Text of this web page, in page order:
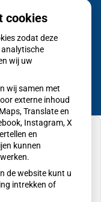
voorschrijven,
omhoog
voor
dit te zien.
cookies
zodat deze
wij uw
wij samen met
externe inhoud
Translate en
Instagram, X
en
kunnen
de website kunt u
intrekken of